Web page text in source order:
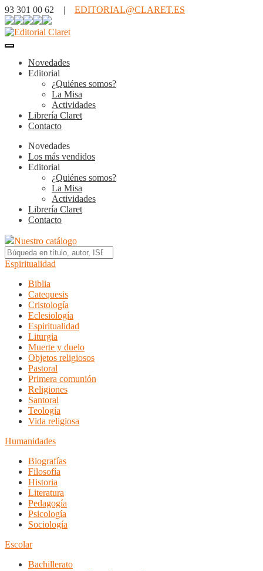
93 301 00 62 | EDITORIAL@CLARET.ES
Novedades
Editorial
¿Quiénes somos?
La Misa
Actividades
Librería Claret
Contacto
Novedades
Los más vendidos
Editorial
¿Quiénes somos?
La Misa
Actividades
Librería Claret
Contacto
Nuestro catálogo
Espiritualidad
Biblia
Catequesis
Cristología
Eclesiología
Espiritualidad
Liturgia
Muerte y duelo
Objetos religiosos
Pastoral
Primera comunión
Religiones
Santoral
Teología
Vida religiosa
Humanidades
Biografías
Filosofía
Historia
Literatura
Pedagogía
Psicología
Sociología
Escolar
Bachillerato